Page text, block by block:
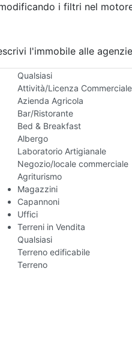
Camera d'Albergo
Box/Garage
Qualsiasi
Attività/Licenza Commerciale
Azienda Agricola
Bar/Ristorante
Bed & Breakfast
Albergo
Laboratorio Artigianale
Negozio/locale commerciale
Agriturismo
Magazzini
Capannoni
Uffici
Terreni in Vendita
Qualsiasi
Terreno edificabile
Terreno
i filtri nel
l'immobile alle